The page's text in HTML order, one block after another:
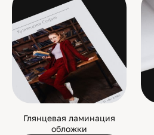
Глянцевая ламинация
обложки